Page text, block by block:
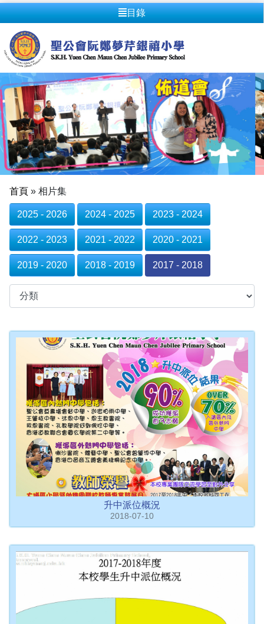
目錄
首頁 » 相片集
2025 - 2026 2024 - 2025 2023 - 2024
2022 - 2023 2021 - 2022 2020 - 2021
2019 - 2020 2018 - 2019 2017 - 2018
升中派位概況
2018-07-10